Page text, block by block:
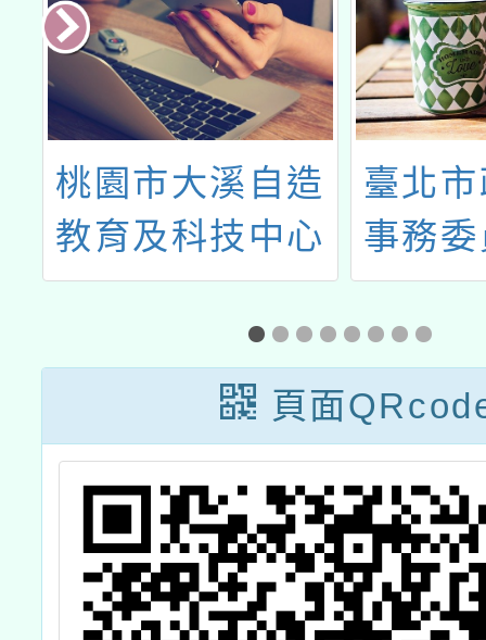
臺北市政府客家
事務委員會辦理
「114年度臺北
市客語說故事
（劇）比賽」
2024
族教
體系
望
頁面